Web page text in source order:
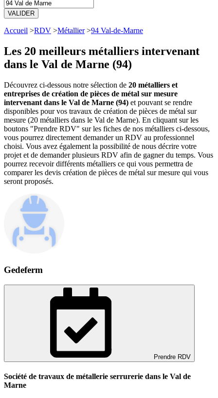
VALIDER
Accueil >RDV >Métallier>94 Val-de-Marne
Les 20 meilleurs métalliers intervenant
dans le Val de Marne (94)
Découvrez ci-dessous notre sélection de 20 métalliers et
entreprises de création de pièces de métal sur mesure
intervenant dans le Val de Marne (94) et pouvant se rendre
disponibles pour vos travaux de création de pièces de métal sur
mesure (20 métalliers dans le Val de Marne). En cliquant sur les
boutons "Prendre RDV" sur les fiches de nos métalliers ci-dessous,
vous pourrez directement demander un RDV au professionnel
choisi. Vous avez également la possibilité de nous décrire votre
projet et de demander plusieurs RDV afin de gagner du temps. Vous
pourrez recevoir différents métalliers ce qui vous permettra de
comparer les devis création de pièces de métal sur mesure qui vous
seront proposés.
Gedeferm
Prendre RDV
Société de travaux de métallerie serrurerie dans le Val de
Marne